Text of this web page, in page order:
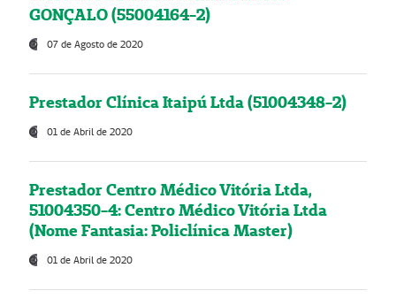
GONÇALO (55004164-2)
07 de Agosto de 2020
Prestador Clínica Itaipú Ltda (51004348-2)
01 de Abril de 2020
Prestador Centro Médico Vitória Ltda,
51004350-4: Centro Médico Vitória Ltda
(Nome Fantasia: Policlínica Master)
01 de Abril de 2020